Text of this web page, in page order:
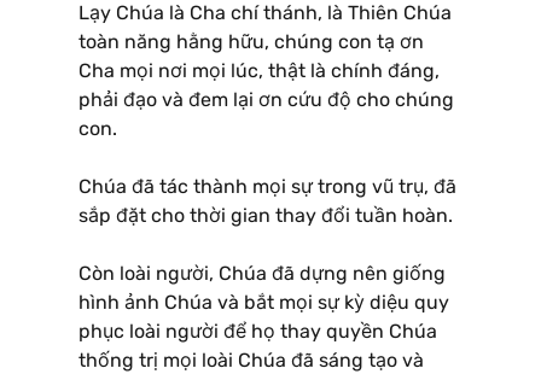
Lạy Chúa là Cha chí thánh, là Thiên Chúa
toàn năng hằng hữu, chúng con tạ ơn
Cha mọi nơi mọi lúc, thật là chính đáng,
phải đạo và đem lại ơn cứu độ cho chúng
con.
Chúa đã tác thành mọi sự trong vũ trụ, đã
sắp đặt cho thời gian thay đổi tuần hoàn.
Còn loài người, Chúa đã dựng nên giống
hình ảnh Chúa và bắt mọi sự kỳ diệu quy
phục loài người để họ thay quyền Chúa
thống trị mọi loài Chúa đã sáng tạo và